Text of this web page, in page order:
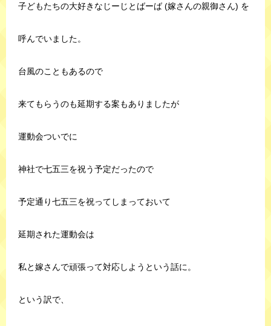
子どもたちの大好きなじーじとばーば (嫁さんの親御さん) を
呼んでいました。
台風のこともあるので
来てもらうのも延期する案もありましたが
運動会ついでに
神社で七五三を祝う予定だったので
予定通り七五三を祝ってしまっておいて
延期された運動会は
私と嫁さんで頑張って対応しようという話に。
という訳で、